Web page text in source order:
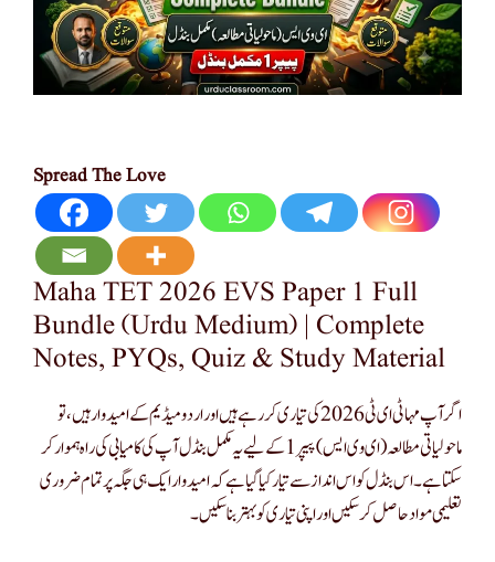
Spread The Love
Maha TET 2026 EVS Paper 1 Full
Bundle (Urdu Medium) | Complete
Notes, PYQs, Quiz & Study Material
اگر آپ مہا ٹی ای ٹی 2026 کی تیاری کر رہے ہیں اور اردو میڈیم کے امیدوار ہیں، تو
ماحولیاتی مطالعہ (ای وی ایس) پیپر 1 کے لیے یہ مکمل بنڈل آپ کی کامیابی کی راہ ہموار کر
سکتا ہے۔ اس بنڈل کو اس انداز سے تیار کیا گیا ہے کہ امیدوار ایک ہی جگہ پر تمام ضروری
تعلیمی مواد حاصل کر سکیں اور اپنی تیاری کو بہتر بنا سکیں۔